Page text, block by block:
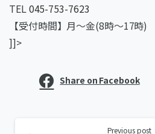
TEL045-753-7623
【受付時間】月～金(8時～17時
]]>
Share on Facebook
Previous post